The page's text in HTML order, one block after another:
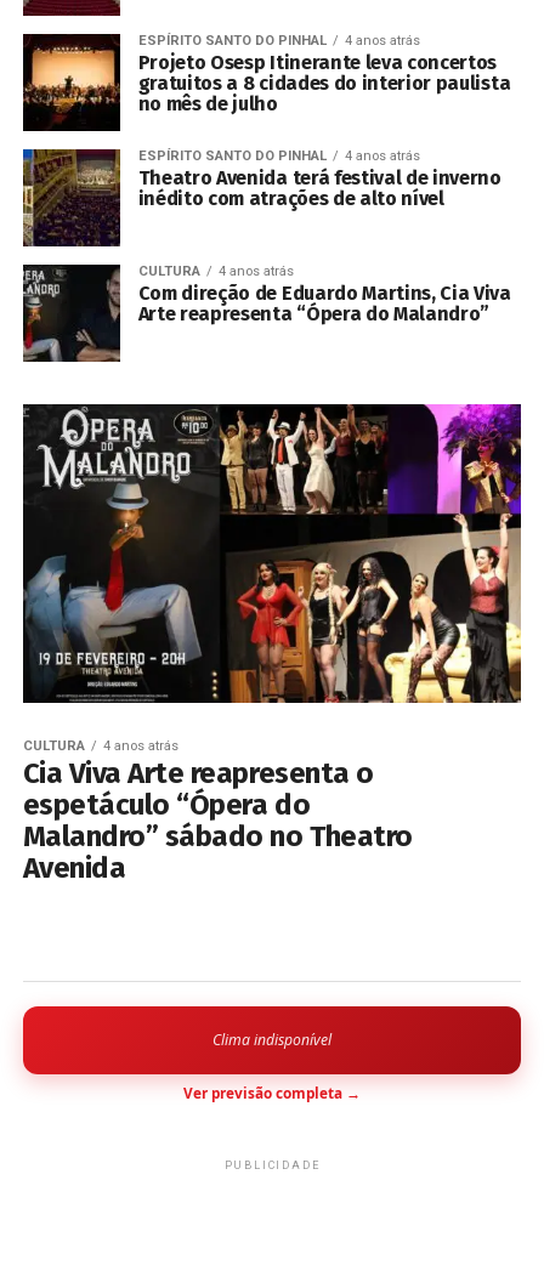
ESPÍRITO SANTO DO PINHAL 4 anos atrás
Projeto Osesp Itinerante leva concertos
gratuitos a 8 cidades do interior paulista
no mês de julho
ESPÍRITO SANTO DO PINHAL 4 anos atrás
Theatro Avenida terá festival de inverno
inédito com atrações de alto nível
CULTURA 4 anos atrás
Com direção de Eduardo Martins, Cia Viva
Arte reapresenta “Ópera do Malandro”
CULTURA 4 anos atrás
Cia Viva Arte reapresenta o
espetáculo “Ópera do
Malandro” sábado no Theatro
Avenida
Clima indisponível
Ver previsão completa →
PUBLICIDADE